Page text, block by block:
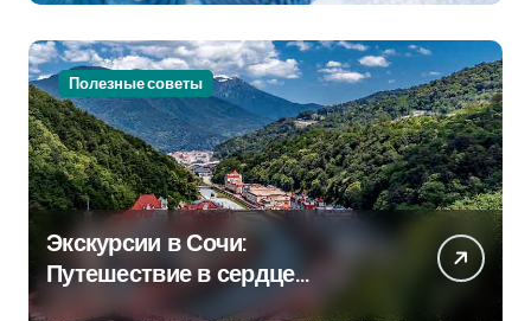
Полезные советы
Экскурсии в Сочи:
Путешествие в сердце
Черноморского курорта